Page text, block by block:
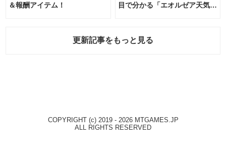
＆報酬アイテム！
目で分かる「エオルゼア天気予
更新記事をもっと見る
COPYRIGHT (c) 2019 - 2026 MTGAMES.JP
ALL RIGHTS RESERVED